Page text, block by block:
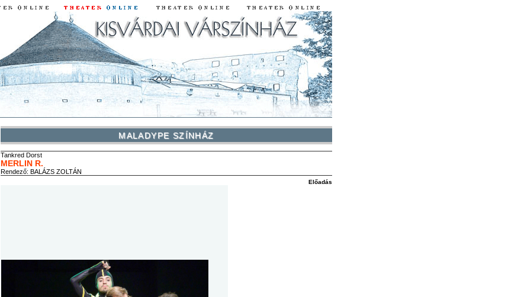
MALADYPE SZÍNHÁZ
Tankred Dorst
MERLIN R.
Rendező: BALÁZS ZOLTÁN
Előadás